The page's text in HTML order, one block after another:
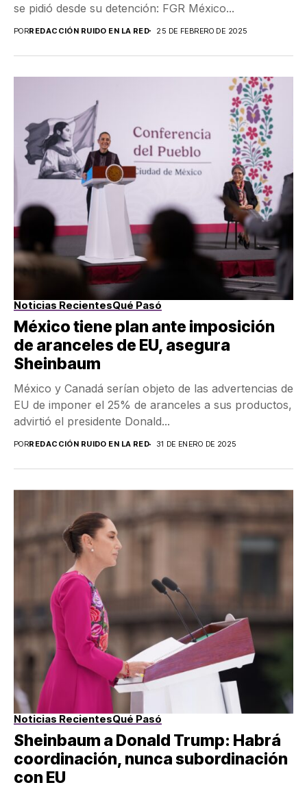
se pidió desde su detención: FGR México...
PORREDACCIÓN RUIDO EN LA RED 25 DE FEBRERO DE 2025
Noticias RecientesQué Pasó
México tiene plan ante imposición
de aranceles de EU, asegura
Sheinbaum
México y Canadá serían objeto de las advertencias de
EU de imponer el 25% de aranceles a sus productos,
advirtió el presidente Donald...
PORREDACCIÓN RUIDO EN LA RED 31 DE ENERO DE 2025
Noticias RecientesQué Pasó
Sheinbaum a Donald Trump: Habrá
coordinación, nunca subordinación
con EU